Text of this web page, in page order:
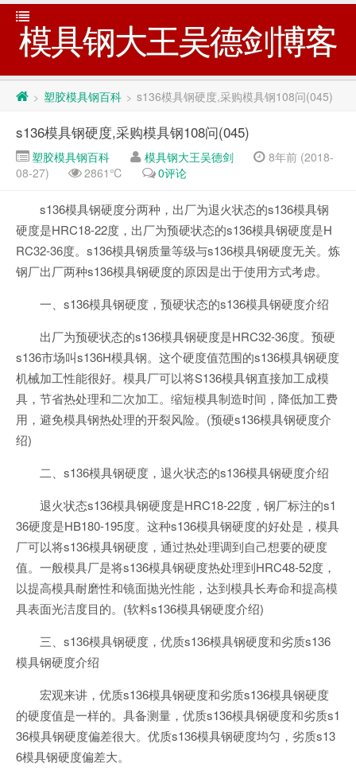
模具钢大王吴德剑博客
> 塑胶模具钢百科 > s136模具钢硬度,采购模具钢108问(045)
s136模具钢硬度,采购模具钢108问(045)
塑胶模具钢百科 模具钢大王吴德剑
8年前 (2018-
08-27)
2861℃ 0评论
s136模具钢硬度分两种，出厂为退火状态的s136模具钢
硬度是HRC18-22度，出厂为预硬状态的s136模具钢硬度是H
RC32-36度。s136模具钢质量等级与s136模具钢硬度无关。炼
钢厂出厂两种s136模具钢硬度的原因是出于使用方式考虑。
一、s136模具钢硬度，预硬状态的s136模具钢硬度介绍
出厂为预硬状态的s136模具钢硬度是HRC32-36度。预硬
s136市场叫s136H模具钢。这个硬度值范围的s136模具钢硬度
机械加工性能很好。模具厂可以将S136模具钢直接加工成模
具，节省热处理和二次加工。缩短模具制造时间，降低加工费
用，避免模具钢热处理的开裂风险。(预硬s136模具钢硬度介
绍)
二、s136模具钢硬度，退火状态的s136模具钢硬度介绍
退火状态s136模具钢硬度是HRC18-22度，钢厂标注的s1
36硬度是HB180-195度。这种s136模具钢硬度的好处是，模具
厂可以将s136模具钢硬度，通过热处理调到自己想要的硬度
值。一般模具厂是将s136模具钢硬度热处理到HRC48-52度，
以提高模具耐磨性和镜面抛光性能，达到模具长寿命和提高模
具表面光洁度目的。(软料s136模具钢硬度介绍)
三、s136模具钢硬度，优质s136模具钢硬度和劣质s136
模具钢硬度介绍
宏观来讲，优质s136模具钢硬度和劣质s136模具钢硬度
的硬度值是一样的。具备测量，优质s136模具钢硬度和劣质s1
36模具钢硬度偏差很大。优质s136模具钢硬度均匀，劣质s13
6模具钢硬度偏差大。